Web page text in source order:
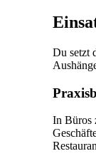
Du setzt
In Büros